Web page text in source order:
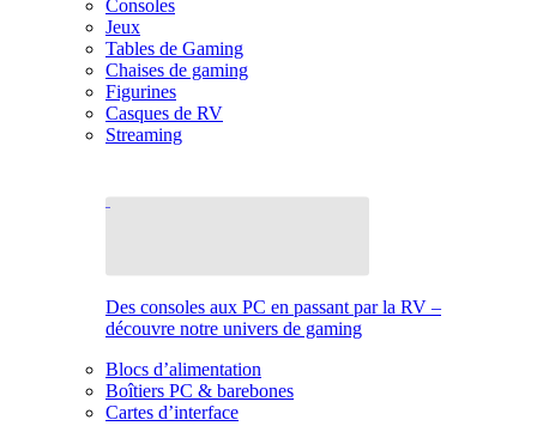
Consoles
Jeux
Tables de Gaming
Chaises de gaming
Figurines
Casques de RV
Streaming
Des consoles aux PC en passant par la RV –
découvre notre univers de gaming
Blocs d’alimentation
Boîtiers PC & barebones
Cartes d’interface